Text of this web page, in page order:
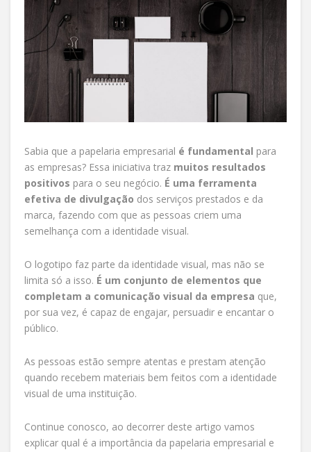
Sabia que a papelaria empresarial é fundamental para
as empresas? Essa iniciativa traz muitos resultados
positivos para o seu negócio. É uma ferramenta
efetiva de divulgação dos serviços prestados e da
marca, fazendo com que as pessoas criem uma
semelhança com a identidade visual.
O logotipo faz parte da identidade visual, mas não se
limita só a isso. É um conjunto de elementos que
completam a comunicação visual da empresa que,
por sua vez, é capaz de engajar, persuadir e encantar o
público.
As pessoas estão sempre atentas e prestam atenção
quando recebem materiais bem feitos com a identidade
visual de uma instituição.
Continue conosco, ao decorrer deste artigo vamos
explicar qual é a importância da papelaria empresarial e